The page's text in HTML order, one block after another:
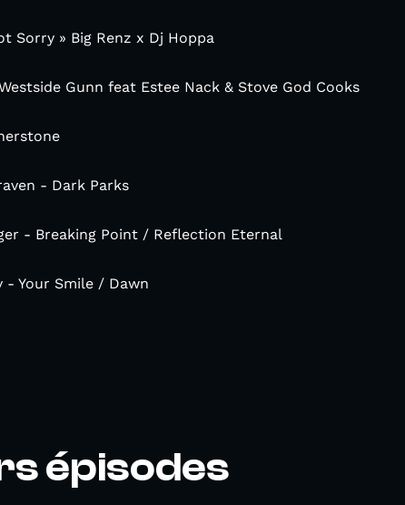
Sorry » Big Renz x Dj Hoppa
Gunn feat Estee Nack & Stove God Cooks
- Dark Parks
- Breaking Point / Reflection Eternal
- Your Smile / Dawn
épisodes